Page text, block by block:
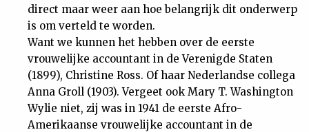
direct maar weer aan hoe belangrijk dit onderwerp
is om verteld te worden.
Want we kunnen het hebben over de eerste
vrouwelijke accountant in de Verenigde Staten
(1899), Christine Ross. Of haar Nederlandse collega
Anna Groll (1903). Vergeet ook Mary T. Washington
Wylie niet, zij was in 1941 de eerste Afro-
Amerikaanse vrouwelijke accountant in de